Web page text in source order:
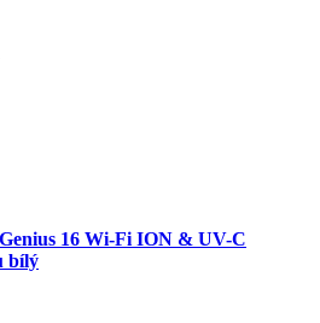
16 Wi-Fi ION & UV-C
bílý